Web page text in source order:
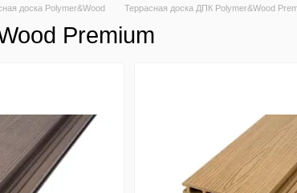
доска Polymer&Wood Террасная доска ДПК Polymer&Wood
Premium